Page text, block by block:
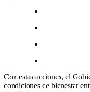
Con estas acciones, el
condiciones de bienestar